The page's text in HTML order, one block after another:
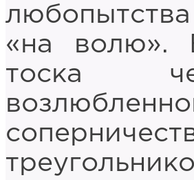
«на волю».
тоска